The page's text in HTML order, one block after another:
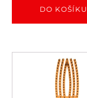
DO KOŠÍKU